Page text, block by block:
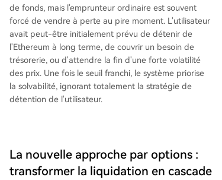
de fonds, mais l'emprunteur ordinaire est souvent
forcé de vendre à perte au pire moment. L'utilisateur
avait peut-être initialement prévu de détenir de
l'Ethereum à long terme, de couvrir un besoin de
trésorerie, ou d'attendre la fin d'une forte volatilité
des prix. Une fois le seuil franchi, le système priorise
la solvabilité, ignorant totalement la stratégie de
détention de l'utilisateur.
La nouvelle approche par options :
transformer la liquidation en cascade